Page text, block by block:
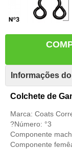
Informações
Colchete de
Marca: Coats
?Número: °3
Componente
Componente